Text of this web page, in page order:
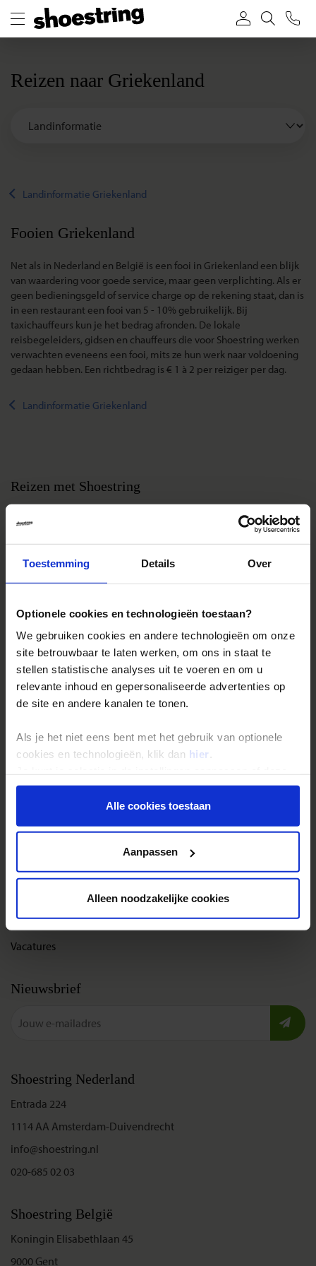
Toestemming Details Over
Optionele cookies en technologieën toestaan?
We gebruiken cookies en andere technologieën om onze
site betrouwbaar te laten werken, om ons in staat te
stellen statistische analyses uit te voeren en om u
relevante inhoud en gepersonaliseerde advertenties op
de site en andere kanalen te tonen.
Als je het niet eens bent met het gebruik van optionele
cookies en technologieën, klik dan hier .
onder aan de pagina op elk gewenst moment voor de
toekomst wijzigen.Alle cookies toestaan
Aanpassen
Alleen noodzakelijke cookies
Reizen naar Griekenland
Landinformatie Griekenland
Fooien Griekenland
Net als in Nederland en België is een fooi in Griekenland een blijk
van waardering voor goede service, maar geen verplichting. Als er
geen bedieningsgeld of service charge op de rekening staat, dan is
in een restaurant een fooi van 5 - 10% gebruikelijk. Bij
taxichauffeurs kun je het bedrag afronden. De lokale
reisbegeleiders, gidsen en chauffeurs die voor Shoestring werken
verwachten eveneens een fooi, mits ze hun werk naar voldoening
gedaan hebben. Een richtbedrag is € 1 à 2 per reiziger per dag.
Landinformatie Griekenland
Reizen met Shoestring
Inloggen op mijn.Shoestring
Reisthema's
Groepsreizen
Festivalreizen
Gegarandeerde reizen
Nieuwe reizen
Over Shoestring
Bel, mail of chat met ons
Privacybeleid
Cookies instellingen
Disclaimer & copyright
Vacatures
Nieuwsbrief
Shoestring Nederland
Entrada 224
1114 AA Amsterdam-Duivendrecht
info@shoestring.nl
020-685 02 03
Shoestring België
Koningin Elisabethlaan 45
9000 Gent